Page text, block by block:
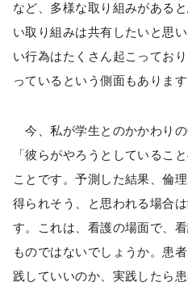
など、多様な取り組みがある
い取り組みは共有したいと思
い行為はたくさん起こってお
っているという側面もあります
今、私が学生とのかかわりの
「彼らがやろうとしているこ
ことです。予測した結果、倫
得られそう、と思われる場合
す。これは、看護の場面で、
ものではないでしょうか。患
践していいのか、実践したら